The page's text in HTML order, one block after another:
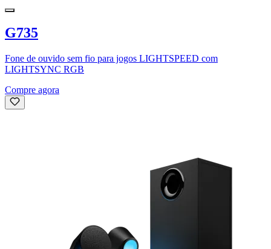
G735
Fone de ouvido sem fio para jogos LIGHTSPEED com
LIGHTSYNC RGB
Compre agora